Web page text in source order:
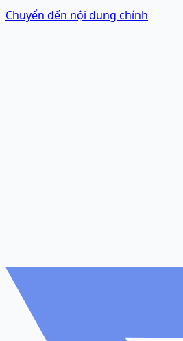
Chuyển đến nội dung chính